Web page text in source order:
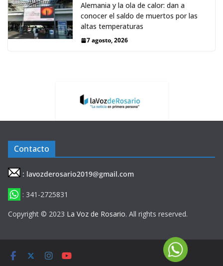
Alemania y la ola de calor: dan a
conocer el saldo de muertos por las
altas temperaturas
7 agosto, 2026
Contacto
: lavozderosario2019@gmail.com
: 341-2725831
Copyright © 2023 La Voz de Rosario. All rights reserved.